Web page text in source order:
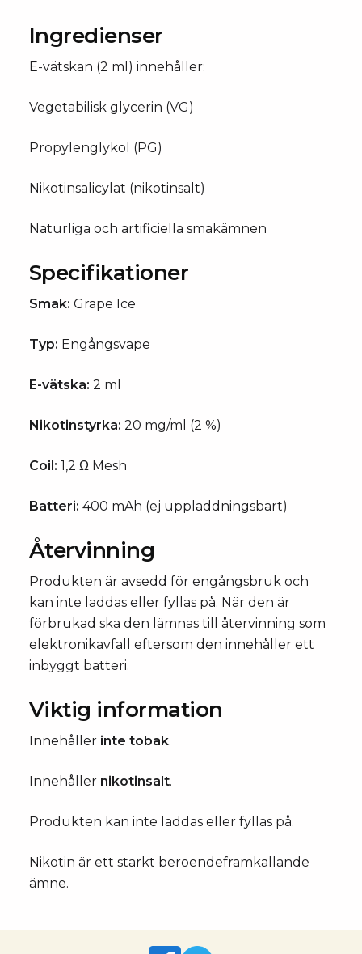
Ingredienser
E-vätskan (2 ml) innehåller:
Vegetabilisk glycerin (VG)
Propylenglykol (PG)
Nikotinsalicylat (nikotinsalt)
Naturliga och artificiella smakämnen
Specifikationer
Smak: Grape Ice
Typ: Engångsvape
E-vätska: 2 ml
Nikotinstyrka: 20 mg/ml (2 %)
Coil: 1,2 Ω Mesh
Batteri: 400 mAh (ej uppladdningsbart)
Återvinning
Produkten är avsedd för engångsbruk och
kan inte laddas eller fyllas på. När den är
förbrukad ska den lämnas till återvinning som
elektronikavfall eftersom den innehåller ett
inbyggt batteri.
Viktig information
Innehåller inte tobak.
Innehåller nikotinsalt.
Produkten kan inte laddas eller fyllas på.
Nikotin är ett starkt beroendeframkallande
ämne.